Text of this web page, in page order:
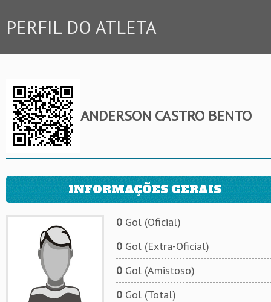
PERFIL DO ATLETA
ANDERSON CASTRO BENTO
INFORMAÇÕES GERAIS
0Gol (Oficial)
0Gol (Extra-Oficial)
0Gol (Amistoso)
0Gol (Total)